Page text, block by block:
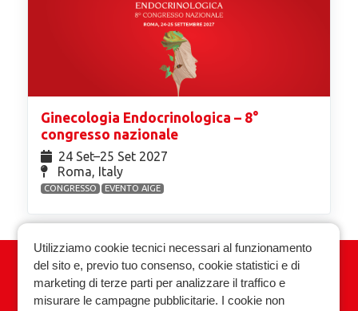
Ginecologia Endocrinologica – 8°
congresso nazionale
24 Set⁠–25 Set 2027
Roma, Italy
CONGRESSO EVENTO AIGE
Associazione Italiana Ginecologia
Endocrinologica
Utilizziamo cookie tecnici necessari al funzionamento
del sito e, previo tuo consenso, cookie statistici e di
marketing di terze parti per analizzare il traffico e
misurare le campagne pubblicitarie. I cookie non